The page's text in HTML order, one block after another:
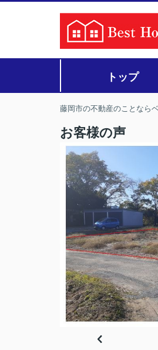
トップ
藤岡市の不動産のことなら
お客様の声